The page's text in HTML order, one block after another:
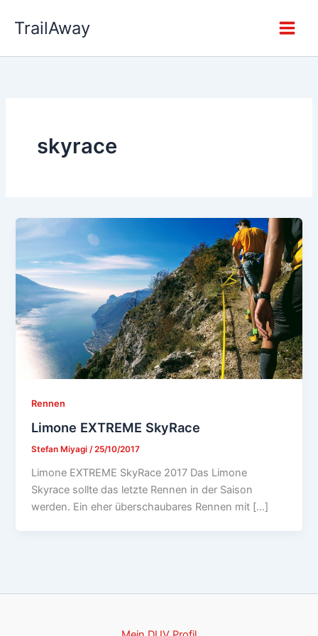
InhaltTrailAway
skyrace
Rennen
Limone EXTREME SkyRace
Stefan Miyagi/25/10/2017
Limone EXTREME SkyRace 2017 Das Limone
Skyrace sollte das letzte Rennen in der Saison
werden. Ein eher überschaubares Rennen mit […]